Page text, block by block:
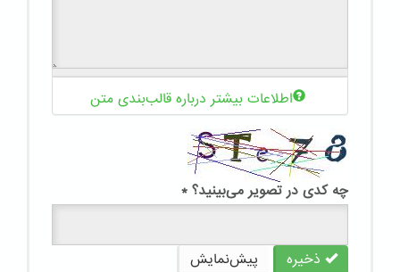
اطلاعات بیشتر درباره قالب‌بندی متن
چه کدی در تصویر می‌بینید؟ *
ذخیره پیش‌نمایش